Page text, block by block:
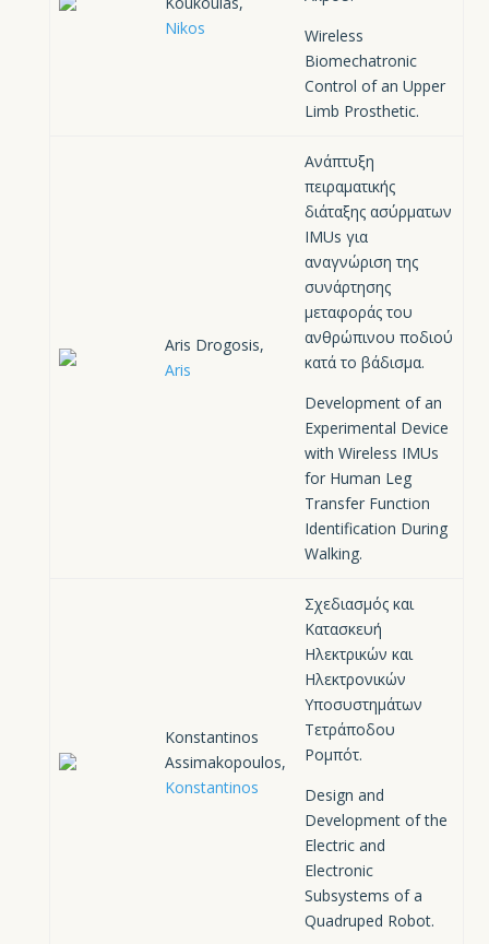
Nikos
Wireless
Biomechatronic
Control of an Upper
Limb Prosthetic.
Aris Drogosis,
Aris
Ανάπτυξη
πειραματικής
διάταξης ασύρματων
IMUs για
αναγνώριση της
συνάρτησης
μεταφοράς του
ανθρώπινου ποδιού
κατά το βάδισμα.
Development of an
Experimental Device
with Wireless IMUs
for Human Leg
Transfer Function
Identification During
Walking.
Konstantinos
Assimakopoulos,
Konstantinos
Σχεδιασμός και
Κατασκευή
Ηλεκτρικών και
Ηλεκτρονικών
Υποσυστημάτων
Τετράποδου
Ρομπότ.
Design and
Development of the
Electric and
Electronic
Subsystems of a
Quadruped Robot.